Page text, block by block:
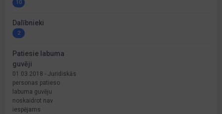
10
Dalībnieki
2
Patiesie labuma
guvēji
01.03.2018 - Juridiskās
personas patieso
labuma guvēju
noskaidrot nav
iespējams